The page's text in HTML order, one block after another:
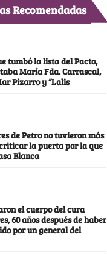
Recomendadas
tumbó la lista del Pacto,
María Fda. Carrascal,
Pizarro y “Lalis
de Petro no tuvieron más
la puerta por la que
Blanca
el cuerpo del cura
60 años después de haber
por un general del